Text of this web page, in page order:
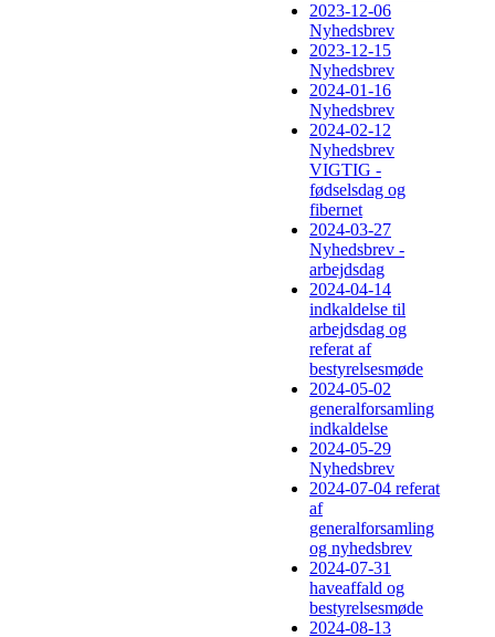
2023-12-06
Nyhedsbrev
2023-12-15
Nyhedsbrev
2024-01-16
Nyhedsbrev
2024-02-12
Nyhedsbrev
VIGTIG -
fødselsdag og
fibernet
2024-03-27
Nyhedsbrev -
arbejdsdag
2024-04-14
indkaldelse til
arbejdsdag og
referat af
bestyrelsesmøde
2024-05-02
generalforsamling
indkaldelse
2024-05-29
Nyhedsbrev
2024-07-04 referat
af
generalforsamling
og nyhedsbrev
2024-07-31
haveaffald og
bestyrelsesmøde
2024-08-13